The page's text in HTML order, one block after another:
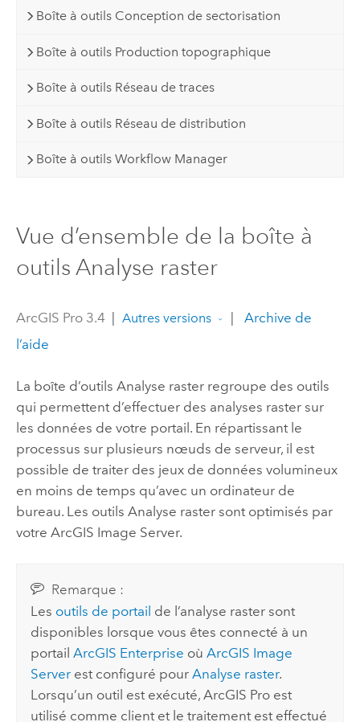
Boîte à outils Conception de sectorisation
Boîte à outils Production topographique
Boîte à outils Réseau de traces
Boîte à outils Réseau de distribution
Boîte à outils Workflow Manager
Vue d’ensemble de la boîte à
outils Analyse raster
ArcGIS Pro 3.4 Autres versions
Archive de
l’aide
La boîte d’outils Analyse rasterregroupe des outils
qui permettent d’effectuer des analyses raster sur
les données de votre portail. En répartissant le
processus sur plusieurs nœuds de serveur, il est
possible de traiter des jeux de données volumineux
en moins de temps qu’avec un ordinateur de
bureau. Les outils Analyse raster sont optimisés par
votre ArcGIS Image Server.
Remarque :
Les outils de portail de l’analyse raster sont
disponibles lorsque vous êtes connecté à un
portailArcGIS Enterprise oùArcGIS Image
Server est configuré pourAnalyse raster.
Lorsqu’un outil est exécuté,ArcGIS Pro est
utilisé comme client et le traitement est effectué